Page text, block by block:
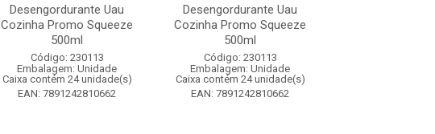
Desengordurante Uau
Cozinha Promo Squeeze
500ml
Código: 230113
Embalagem: Unidade
Caixa contém 24 unidade(s)
EAN: 7891242810662
Desengordurante Uau
Cozinha Promo Squeeze
500ml
Código: 230113
Embalagem: Unidade
Caixa contém 24 unidade(s)
EAN: 7891242810662